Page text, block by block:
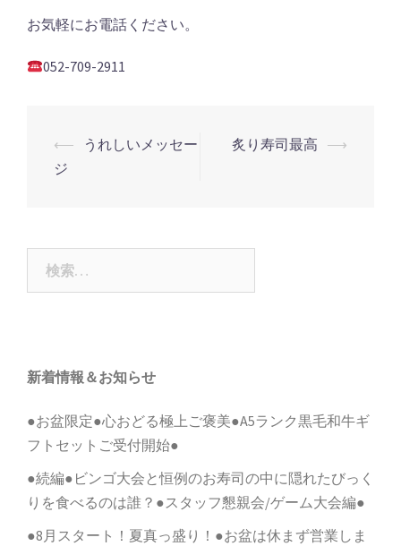
お気軽にお電話ください。
052-709-2911
投
稿
ゲ
ー
⟵
うれしいメッセー
ジ
炙り寿司最高 ⟶
新着情報＆お知らせ
●お盆限定●心おどる極上ご褒美●A5ランク黒毛和牛ギ
フトセットご受付開始●
●続編●ビンゴ大会と恒例のお寿司の中に隠れたびっく
りを食べるのは誰？●スタッフ懇親会/ゲーム大会編●
●8月スタート！夏真っ盛り！●お盆は休まず営業しま